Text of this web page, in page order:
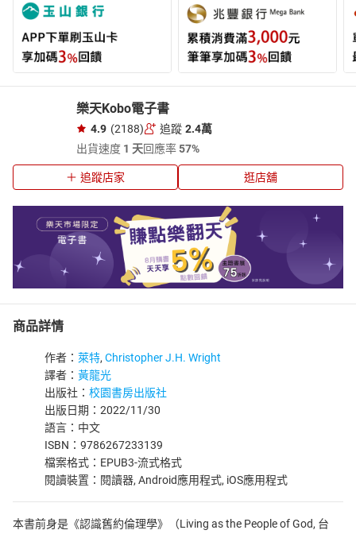
樂天Kobo電子書
4.9 (2188) 追蹤 2.4萬
出貨速度 1 天回應率57%
追蹤店家 逛店舖
商品詳情
作者： 萊特, Christopher J.H. Wright
譯者： 黃龍光
出版社： 校園書房出版社
出版日期：2022/11/30
語言：中文
ISBN：9786267233139
檔案格式：EPUB3-流式格式
閱讀裝置：閱讀器, Android應用程式, iOS應用程式
本書前身是《認識舊約倫理學》（Living as the People of God, 台